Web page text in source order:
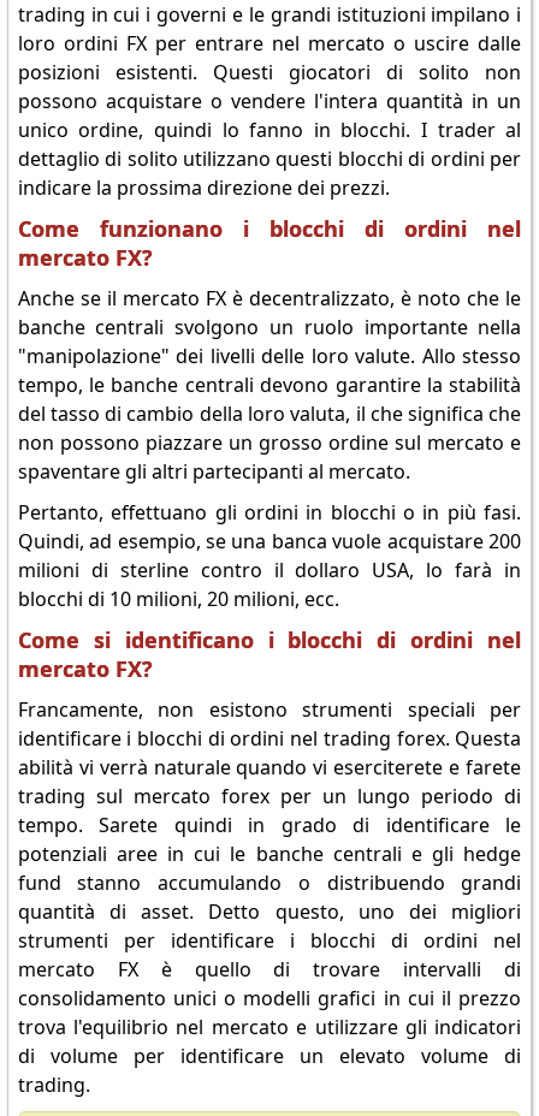
trading in cui i governi e le grandi istituzioni impilano i
loro ordini FX per entrare nel mercato o uscire dalle
posizioni esistenti. Questi giocatori di solito non
possono acquistare o vendere l'intera quantità in un
unico ordine, quindi lo fanno in blocchi. I trader al
dettaglio di solito utilizzano questi blocchi di ordini per
indicare la prossima direzione dei prezzi.
Come funzionano i blocchi di ordini nel
mercato FX?
Anche se il mercato FX è decentralizzato, è noto che le
banche centrali svolgono un ruolo importante nella
"manipolazione" dei livelli delle loro valute. Allo stesso
tempo, le banche centrali devono garantire la stabilità
del tasso di cambio della loro valuta, il che significa che
non possono piazzare un grosso ordine sul mercato e
spaventare gli altri partecipanti al mercato.
Pertanto, effettuano gli ordini in blocchi o in più fasi.
Quindi, ad esempio, se una banca vuole acquistare 200
milioni di sterline contro il dollaro USA, lo farà in
blocchi di 10 milioni, 20 milioni, ecc.
Come si identificano i blocchi di ordini nel
mercato FX?
Francamente, non esistono strumenti speciali per
identificare i blocchi di ordini nel trading forex. Questa
abilità vi verrà naturale quando vi eserciterete e farete
trading sul mercato forex per un lungo periodo di
tempo. Sarete quindi in grado di identificare le
potenziali aree in cui le banche centrali e gli hedge
fund stanno accumulando o distribuendo grandi
quantità di asset. Detto questo, uno dei migliori
strumenti per identificare i blocchi di ordini nel
mercato FX è quello di trovare intervalli di
consolidamento unici o modelli grafici in cui il prezzo
trova l'equilibrio nel mercato e utilizzare gli indicatori
di volume per identificare un elevato volume di
trading.